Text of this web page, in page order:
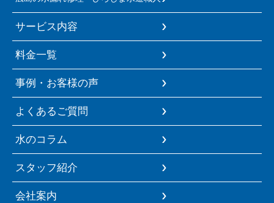
サービス内容
料金一覧
事例・お客様の声
よくあるご質問
水のコラム
スタッフ紹介
会社案内